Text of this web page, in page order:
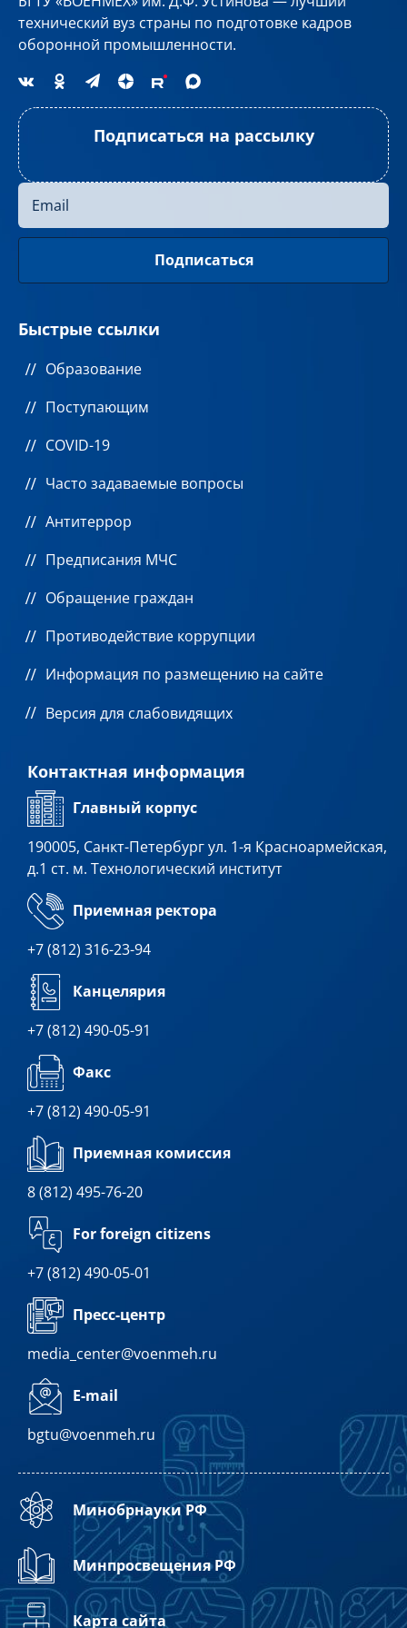
технический вуз страны по подготовке кадров
оборонной промышленности.
Подписаться на рассылку
Быстрые ссылки
Образование
Поступающим
COVID-19
Часто задаваемые вопросы
Антитеррор
Предписания МЧС
Обращение граждан
Противодействие коррупции
Информация по размещению на сайте
Версия для слабовидящих
Контактная информация
Главный корпус
190005, Санкт-Петербург ул. 1-я Красноармейская,
д.1 ст. м. Технологический институт
Приемная ректора
+7 (812) 316-23-94
Канцелярия
+7 (812) 490-05-91
Факс
+7 (812) 490-05-91
Приемная комиссия
8 (812) 495-76-20
For foreign citizens
+7 (812) 490-05-01
Пресс-центр
media_center@voenmeh.ru
E-mail
bgtu@voenmeh.ru
Минобрнауки РФ
Минпросвещения РФ
Карта сайта